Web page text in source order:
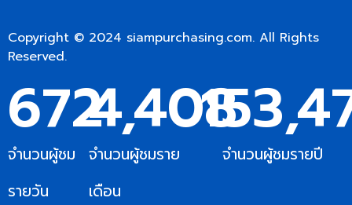
Copyright © 2024 siampurchasing.com. All Rights
Reserved.
จำนวนผู้ชม
รายวัน
672
จำนวนผู้ชมราย
เดือน
4,408
จำนวนผู้ชมรายปี